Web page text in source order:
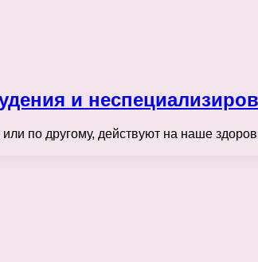
и
по другому, действуют на наше